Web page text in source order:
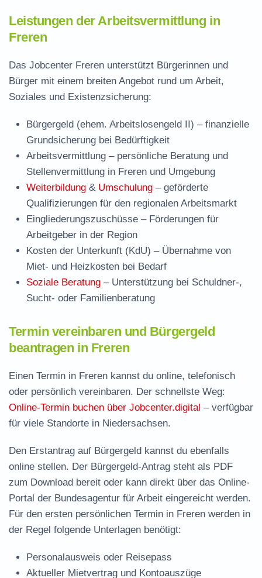
Leistungen der Arbeitsvermittlung in
Freren
Das Jobcenter Freren unterstützt Bürgerinnen und
Bürger mit einem breiten Angebot rund um Arbeit,
Soziales und Existenzsicherung:
Bürgergeld (ehem. Arbeitslosengeld II) – finanzielle
Grundsicherung bei Bedürftigkeit
Arbeitsvermittlung – persönliche Beratung und
Stellenvermittlung in Freren und Umgebung
Weiterbildung & Umschulung – geförderte
Qualifizierungen für den regionalen Arbeitsmarkt
Eingliederungszuschüsse – Förderungen für
Arbeitgeber in der Region
Kosten der Unterkunft (KdU) – Übernahme von
Miet- und Heizkosten bei Bedarf
Soziale Beratung – Unterstützung bei Schuldner-,
Sucht- oder Familienberatung
Termin vereinbaren und Bürgergeld
beantragen in Freren
Einen Termin in Freren kannst du online, telefonisch
oder persönlich vereinbaren. Der schnellste Weg:
Online-Termin buchen über Jobcenter.digital – verfügbar
für viele Standorte in Niedersachsen.
Den Erstantrag auf Bürgergeld kannst du ebenfalls
online stellen. Der Bürgergeld-Antrag steht als PDF
zum Download bereit oder kann direkt über das Online-
Portal der Bundesagentur für Arbeit eingereicht werden.
Für den ersten persönlichen Termin in Freren werden in
der Regel folgende Unterlagen benötigt:
Personalausweis oder Reisepass
Aktueller Mietvertrag und Kontoauszüge